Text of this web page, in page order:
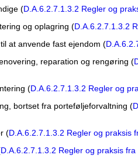
(D.A.6.2.7.1.3.2 Regler og
og oplagring (D.A.6.2.7.1.3.2
at anvende fast ejendom (
reparation og rengøring (
(D.A.6.2.7.1.3.2 Regler og
bortset fra porteføljeforvaltning (
(D.A.6.2.7.1.3.2 Regler og praksis
D.A.6.2.7.1.3.2 Regler og praksis fra